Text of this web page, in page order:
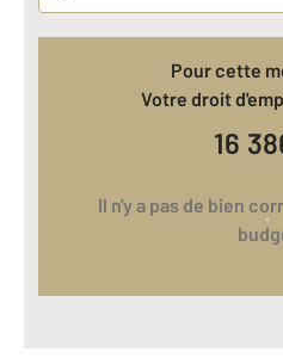
Pour cette
Votre droit
16
Il n'y a pas de bien correspondant à votre